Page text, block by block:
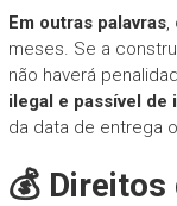
Em outras palavras,
meses. Se a
não haverá
ilegal e passível de
da data de entrega
💰 Direitos